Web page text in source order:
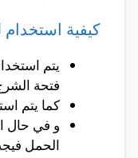
كيفية
يتم
فتحة
كما يتم
و في حال
الحمل